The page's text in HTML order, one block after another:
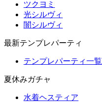
ツクヨミ
光シルヴィ
闇シルヴィ
最新テンプレパーティ
テンプレパーティ一覧
夏休みガチャ
水着ヘスティア